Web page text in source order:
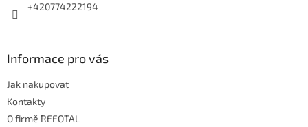
+420774222194
Informace pro vás
Jak nakupovat
Kontakty
O firmě REFOTAL